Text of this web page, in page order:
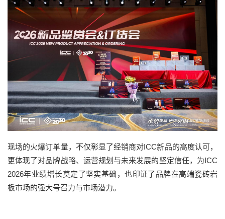
现场的火爆订单量，不仅彰显了经销商对ICC新品的高度认可，
更体现了对品牌战略、运营规划与未来发展的坚定信任，为ICC
2026年业绩增长奠定了坚实基础，也印证了品牌在高端瓷砖岩
板市场的强大号召力与市场潜力。